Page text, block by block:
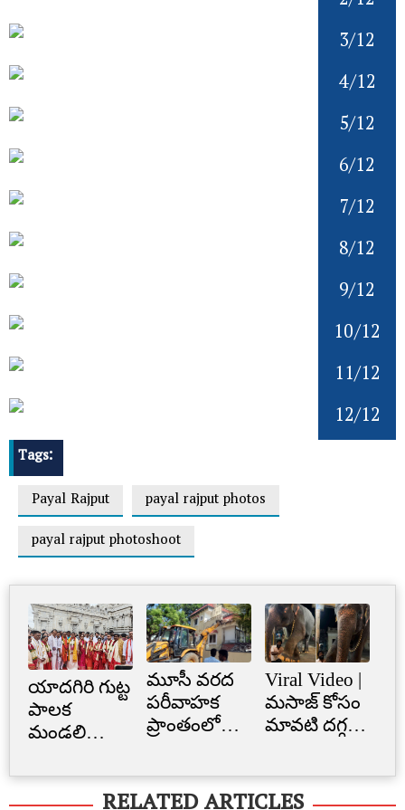
3/12
4/12
5/12
6/12
7/12
8/12
9/12
10/12
11/12
12/12
Tags:
Payal Rajput
payal rajput photos
payal rajput photoshoot
యాదగిరి గుట్ట
పాలక
మండలి
స్వీకారం
మూసీ వరద
పరీవాహక
ప్రాంతంలో
నిర్మాణం..
నార్సింగిలో
Viral Video |
మసాజ్ కోసం
మావటి దగ్గర
ఏనుగు..
క్యూట్